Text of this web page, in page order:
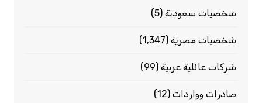
شخصيات سعودية(5)
شخصيات مصرية(1٬347)
شركات عائلية عربية(99)
صادرات وواردات(12)